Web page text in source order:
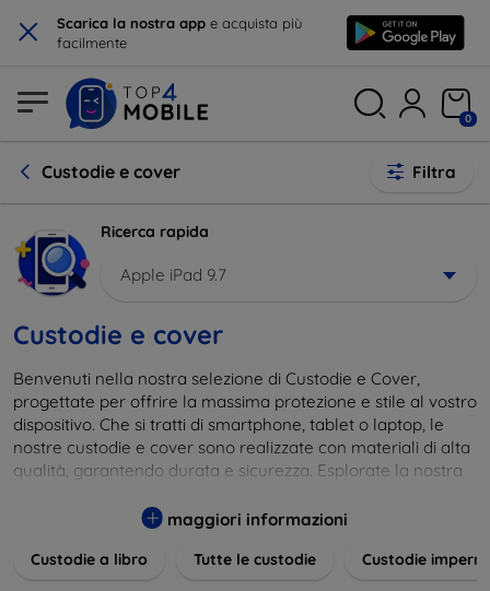
× Scarica la nostra app e acquista più
facilmente
0
Custodie e cover Filtra
Ricerca rapida
Apple iPad 9.7
Custodie e cover
Benvenuti nella nostra selezione di Custodie e Cover,
progettate per offrire la massima protezione e stile al vostro
dispositivo. Che si tratti di smartphone, tablet o laptop, le
nostre custodie e cover sono realizzate con materiali di alta
qualità, garantendo durata e sicurezza. Esplorate la nostra
esigenza e gusto. Proteggete il vostro dispositivo con le
maggiori informazioni
Custodie a libro Tutte le custodie Custodie